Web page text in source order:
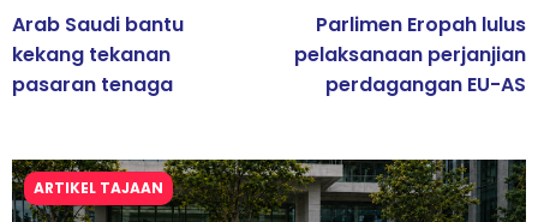
Arab Saudi bantu
kekang tekanan
pasaran tenaga
Parlimen Eropah lulus
pelaksanaan perjanjian
perdagangan EU-AS
ARTIKEL TAJAAN